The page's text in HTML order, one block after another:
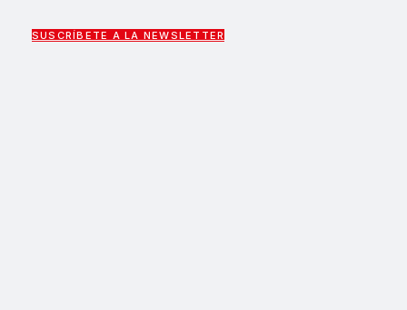
SUSCRÍBETE A LA NEWSLETTER